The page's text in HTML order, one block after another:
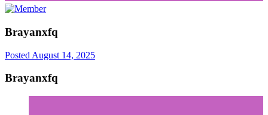
Brayanxfq
Posted August 14, 2025
Brayanxfq